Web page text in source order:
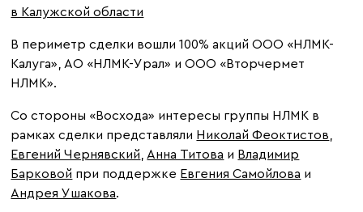
в Калужской области
В периметр сделки вошли 100% акций ООО «НЛМК-
Калуга», АО «НЛМК-Урал» и ООО «Вторчермет
НЛМК».
Со стороны «Восхода» интересы группы НЛМК в
рамках сделки представляли Николай Феоктистов
Евгений Чернявский
Анна Титова и Владимир
Барковой при поддержке Евгения Самойлова и
Андрея Ушакова.